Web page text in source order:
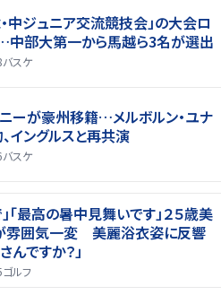
中ジュニア交流競技会」の大会ロ
中部大第一から馬越ら3名が選出
バスケ
ニーが豪州移籍…メルボルン・ユナ
イングルスと再共演
バスケ
「最高の暑中見舞いです」２５歳美
雰囲気一変 美麗浴衣姿に反響
んですか？」
ゴルフ